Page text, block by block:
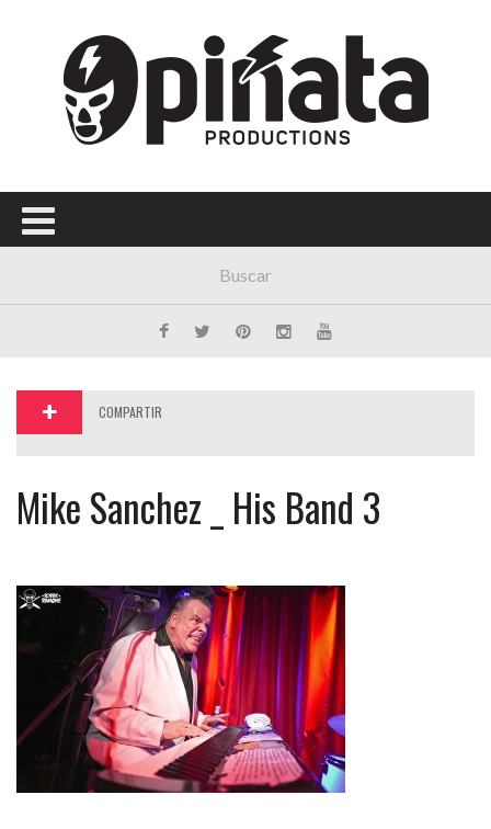
Menú Principal
PORTADA
CONCIERTOS
FESTIVALES
COMPARTIR
Mike Sanchez _ His Band 3